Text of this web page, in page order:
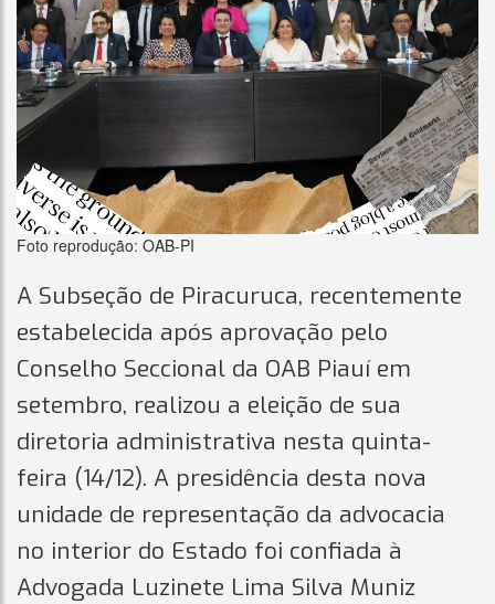
Foto reprodução: OAB-PI
A Subseção de Piracuruca, recentemente
estabelecida após aprovação pelo
Conselho Seccional da OAB Piauí em
setembro, realizou a eleição de sua
diretoria administrativa nesta quinta-
feira (14/12). A presidência desta nova
unidade de representação da advocacia
no interior do Estado foi confiada à
Advogada Luzinete Lima Silva Muniz